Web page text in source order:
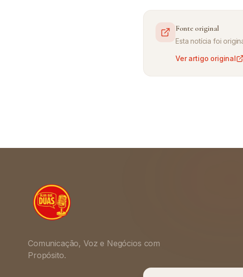
Fonte original
Esta notícia foi
Ver artigo original
Comunicação, Voz e Negócios com
Propósito.